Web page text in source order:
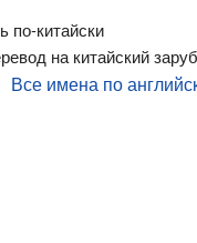
по-китайски
на китайский
Все имена по